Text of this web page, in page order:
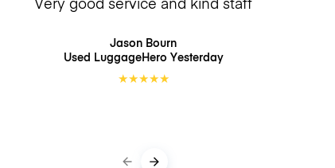
Jason Bourn
Used LuggageHero Yesterday
★★★★★